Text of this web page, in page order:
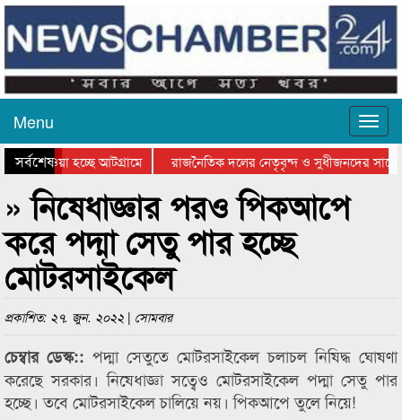
Menu
সর্বশেষ
যাওয়া হচ্ছে আটগ্রামে
রাজনৈতিক দলের নেতৃবৃন্দ ও সুধীজনদের সাথে
পুরস্কার বিতরণ সম্পন্ন
সিলেটে বাংলাদেশ গ্রুপ থিয়েটার
» নিষেধাজ্ঞার পরও পিকআপে
করে পদ্মা সেতু পার হচ্ছে
মোটরসাইকেল
প্রকাশিত: ২৭. জুন. ২০২২ | সোমবার
চেম্বার ডেস্ক:: পদ্মা সেতুতে মোটরসাইকেল চলাচল নিষিদ্ধ ঘোষণা
করেছে সরকার। নিষেধাজ্ঞা সত্বেও মোটরসাইকেল পদ্মা সেতু পার
হচ্ছে। তবে মোটরসাইকেল চালিয়ে নয়। পিকআপে তুলে নিয়ে!